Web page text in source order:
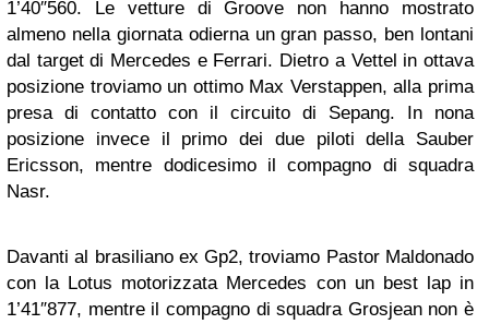
1’40″560. Le vetture di Groove non hanno mostrato
almeno nella giornata odierna un gran passo, ben lontani
dal target di Mercedes e Ferrari. Dietro a Vettel in ottava
posizione troviamo un ottimo Max Verstappen, alla prima
presa di contatto con il circuito di Sepang. In nona
posizione invece il primo dei due piloti della Sauber
Ericsson, mentre dodicesimo il compagno di squadra
Nasr.
Davanti al brasiliano ex Gp2, troviamo Pastor Maldonado
con la Lotus motorizzata Mercedes con un best lap in
1’41″877, mentre il compagno di squadra Grosjean non è